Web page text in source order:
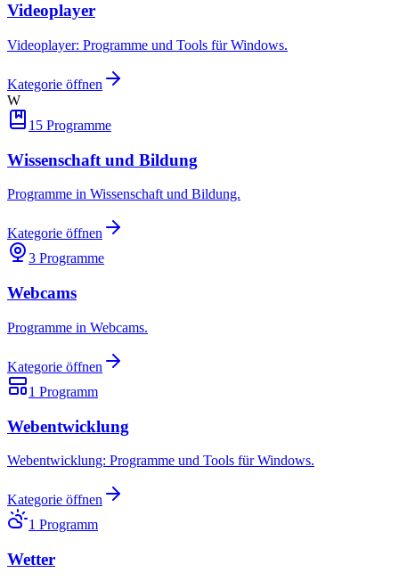
Videoplayer
Videoplayer: Programme und Tools für Windows.
Kategorie öffnen
W
15 Programme
Wissenschaft und Bildung
Programme in Wissenschaft und Bildung.
Kategorie öffnen
3 Programme
Webcams
Programme in Webcams.
Kategorie öffnen
1 Programm
Webentwicklung
Webentwicklung: Programme und Tools für Windows.
Kategorie öffnen
1 Programm
Wetter